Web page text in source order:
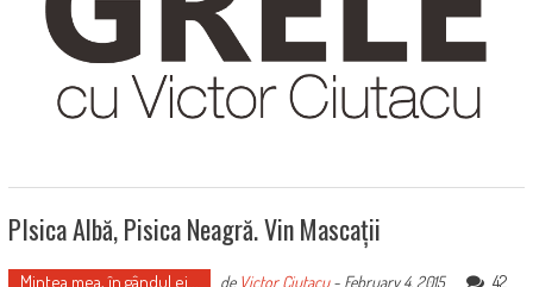
PIsica Albă, Pisica Neagră. Vin Mascații
Mintea mea, în gândul ei... de Victor Ciutacu- February 4, 2015
42